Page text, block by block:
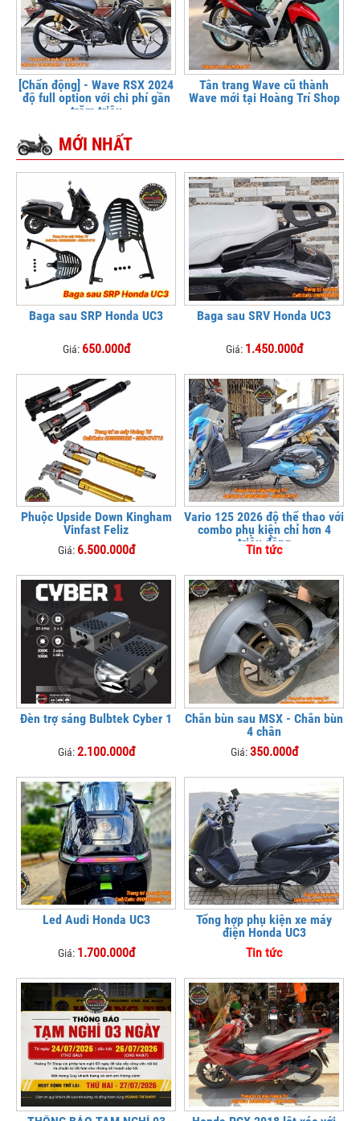
[Chấn động] - Wave RSX 2024
độ full option với chi phí gần
trăm triệu
Tân trang Wave cũ thành
Wave mới tại Hoàng Trí Shop
MỚI NHẤT
Baga sau SRP Honda UC3
Giá: 650.000đ
Baga sau SRV Honda UC3
Giá: 1.450.000đ
Phuộc Upside Down Kingham
Vinfast Feliz
Giá: 6.500.000đ
Vario 125 2026 độ thể thao với
combo phụ kiện chỉ hơn 4
triệu đồng
Tin tức
Đèn trợ sáng Bulbtek Cyber 1
Giá:2.100.000đ
Chắn bùn sau MSX - Chắn bùn
4 chân
Giá:350.000đ
Led Audi Honda UC3
Giá: 1.700.000đ
Tổng hợp phụ kiện xe máy
điện Honda UC3
Tin tức